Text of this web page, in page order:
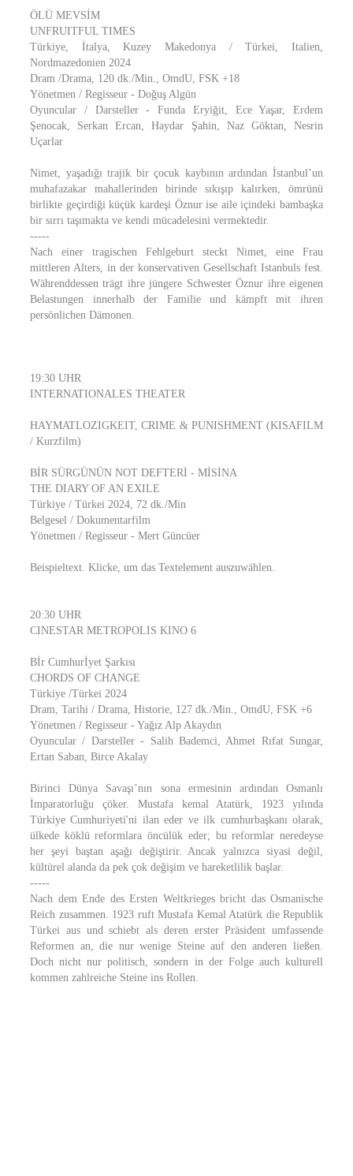
ÖLÜ MEVSİM
UNFRUITFUL TIMES
Türkiye, İtalya, Kuzey Makedonya / Türkei, Italien,
Nordmazedonien 2024
Dram /Drama, 120 dk./Min., OmdU, FSK +18
Yönetmen / Regisseur - Doğuş Algün
Oyuncular / Darsteller - Funda Eryiğit, Ece Yaşar, Erdem
Şenocak, Serkan Ercan, Haydar Şahin, Naz Göktan, Nesrin
Uçarlar
Nimet, yaşadığı trajik bir çocuk kaybının ardından İstanbul’un
muhafazakar mahallerinden birinde sıkışıp kalırken, ömrünü
birlikte geçirdiği küçük kardeşi Öznur ise aile içindeki bambaşka
bir sırrı taşımakta ve kendi mücadelesini vermektedir.
-----
Nach einer tragischen Fehlgeburt steckt Nimet, eine Frau
mittleren Alters, in der konservativen Gesellschaft Istanbuls fest.
Währenddessen trägt ihre jüngere Schwester Öznur ihre eigenen
Belastungen innerhalb der Familie und kämpft mit ihren
persönlichen Dämonen.
19:30 UHR
INTERNATIONALES THEATER
HAYMATLOZIGKEIT, CRIME & PUNISHMENT (KISAFILM
/ Kurzfilm)
BİR SÜRGÜNÜN NOT DEFTERİ - MİSİNA
THE DIARY OF AN EXILE
Türkiye / Türkei 2024, 72 dk./Min
Belgesel / Dokumentarfilm
Yönetmen / Regisseur - Mert Güncüer
Beispieltext. Klicke, um das Textelement auszuwählen.
20:30 UHR
CINESTAR METROPOLIS KINO 6
Bİr Cumhurİyet Şarkısı
CHORDS OF CHANGE
Türkiye /Türkei 2024
Dram, Tarihi / Drama, Historie, 127 dk./Min., OmdU, FSK +6
Yönetmen / Regisseur - Yağız Alp Akaydın
Oyuncular / Darsteller - Salih Bademci, Ahmet Rıfat Sungar,
Ertan Saban, Birce Akalay
Birinci Dünya Savaşı’nın sona ermesinin ardından Osmanlı
İmparatorluğu çöker. Mustafa kemal Atatürk, 1923 yılında
Türkiye Cumhuriyeti'ni ilan eder ve ilk cumhurbaşkanı olarak,
ülkede köklü reformlara öncülük eder; bu reformlar neredeyse
her şeyi baştan aşağı değiştirir. Ancak yalnızca siyasi değil,
kültürel alanda da pek çok değişim ve hareketlilik başlar.
-----
Nach dem Ende des Ersten Weltkrieges bricht das Osmanische
Reich zusammen. 1923 ruft Mustafa Kemal Atatürk die Republik
Türkei aus und schiebt als deren erster Präsident umfassende
Reformen an, die nur wenige Steine auf den anderen ließen.
Doch nicht nur politisch, sondern in der Folge auch kulturell
kommen zahlreiche Steine ins Rollen.